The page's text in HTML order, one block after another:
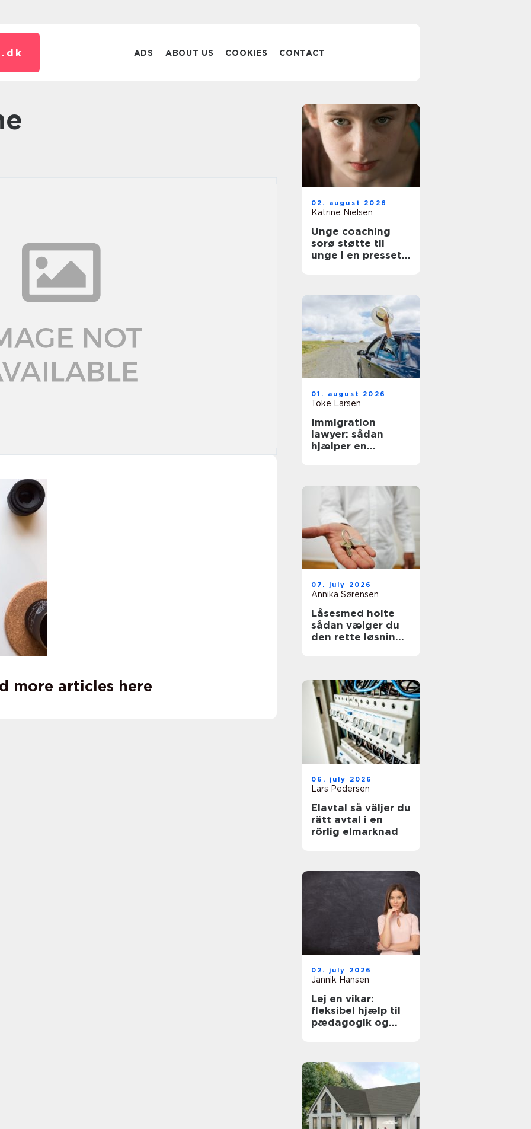
dk ADS ABOUT US COOKIES CONTACT
more articles here
02. august 2026
Katrine Nielsen
Unge coaching
sorø støtte til
unge i en presset
01. august 2026
Toke Larsen
Immigration
lawyer: sådan
hjælper en
07. july 2026
Annika Sørensen
Låsesmed holte
sådan vælger du
den rette løsning
06. july 2026
Lars Pedersen
Elavtal så väljer du
rätt avtal i en
rörlig elmarknad
02. july 2026
Jannik Hansen
Lej en vikar:
fleksibel hjælp til
pædagogik og